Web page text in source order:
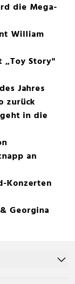
die Mega-
William
„Toy Story"
Jahres
zurück
in die
an
Konzerten
Georgina